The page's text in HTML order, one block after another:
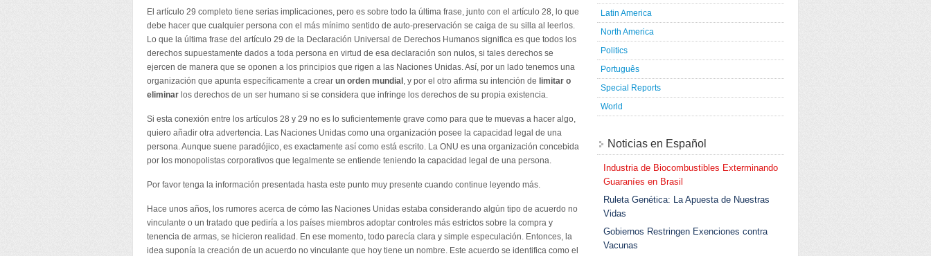
El artículo 29 completo tiene serias implicaciones, pero es sobre todo la última frase, junto con el artículo 28, lo que
debe hacer que cualquier persona con el más mínimo sentido de auto-preservación se caiga de su silla al leerlos.
Lo que la última frase del artículo 29 de la Declaración Universal de Derechos Humanos significa es que todos los
derechos supuestamente dados a toda persona en virtud de esa declaración son nulos, si tales derechos se
ejercen de manera que se oponen a los principios que rigen a las Naciones Unidas. Así, por un lado tenemos una
organización que apunta específicamente a crear un orden mundial , y por el otro afirma su intención de limitar o
eliminar los derechos de un ser humano si se considera que infringe los derechos de su propia existencia.
Si esta conexión entre los artículos 28 y 29 no es lo suficientemente grave como para que te muevas a hacer algo,
quiero añadir otra advertencia. Las Naciones Unidas como una organización posee la capacidad legal de una
persona. Aunque suene paradójico, es exactamente así como está escrito. La ONU es una organización concebida
por los monopolistas corporativos que legalmente se entiende teniendo la capacidad legal de una persona.
Por favor tenga la información presentada hasta este punto muy presente cuando continue leyendo más.
Hace unos años, los rumores acerca de cómo las Naciones Unidas estaba considerando algún tipo de acuerdo no
vinculante o un tratado que pediría a los países miembros adoptar controles más estrictos sobre la compra y
tenencia de armas, se hicieron realidad. En ese momento, todo parecía clara y simple especulación. Entonces, la
idea suponía la creación de un acuerdo no vinculante que hoy tiene un nombre. Este acuerdo se identifica como el
Latin America
North America
Politics
Português
Special Reports
World
Noticias en Español
Industria de Biocombustibles Exterminando
Guaraníes en Brasil
Ruleta Genética: La Apuesta de Nuestras
Vidas
Gobiernos Restringen Exenciones contra
Vacunas